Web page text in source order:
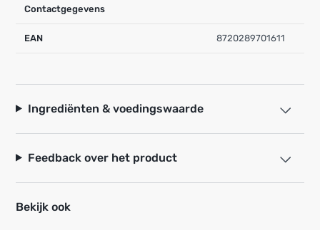
Contactgegevens
EAN 8720289701611
Ingrediënten & voedingswaarde
Feedback over het product
Bekijk ook